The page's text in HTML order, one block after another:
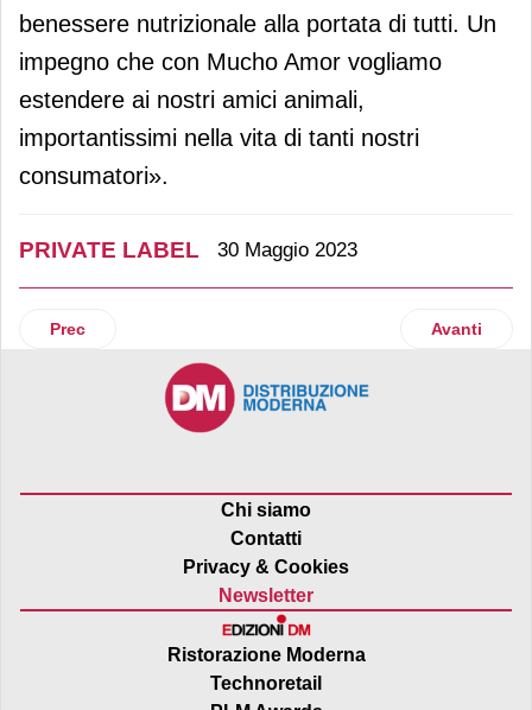
benessere nutrizionale alla portata di tutti. Un
impegno che con Mucho Amor vogliamo
estendere ai nostri amici animali,
importantissimi nella vita di tanti nostri
consumatori».
PRIVATE LABEL 30 Maggio 2023
Articolo precedente: Md si distingue per la sua offerta a
Prec Articolo
Avanti
Chi siamo
Contatti
Privacy & Cookies
Newsletter
Ristorazione Moderna
Technoretail